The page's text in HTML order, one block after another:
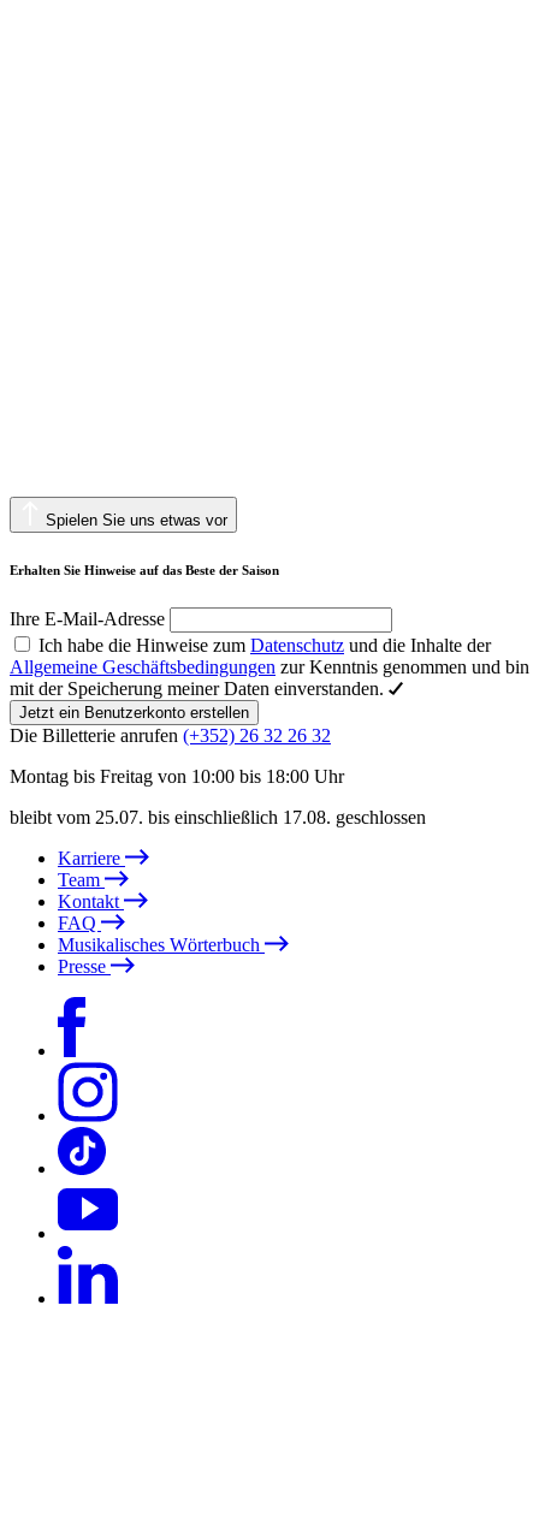
Spielen Sie uns etwas vor
Erhalten Sie Hinweise auf das Beste der Saison
Ihre E-Mail-Adresse
Ich habe die Hinweise zum Datenschutz und die Inhalte der
Allgemeine Geschäftsbedingungen zur Kenntnis genommen und bin
mit der Speicherung meiner Daten einverstanden.
Jetzt ein Benutzerkonto erstellen
Die Billetterie anrufen (+352) 26 32 26 32
Montag bis Freitag von 10:00 bis 18:00 Uhr
bleibt vom 25.07. bis einschließlich 17.08. geschlossen
Karriere
Team
Kontakt
FAQ
Musikalisches Wörterbuch
Presse